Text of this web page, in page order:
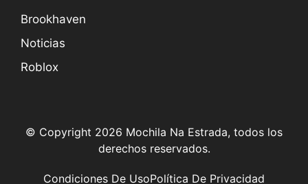
Brookhaven
Noticias
Roblox
© Copyright 2026 Mochila Na Estrada, todos los
derechos reservados.
Política De Privacidad
Condiciones De Uso